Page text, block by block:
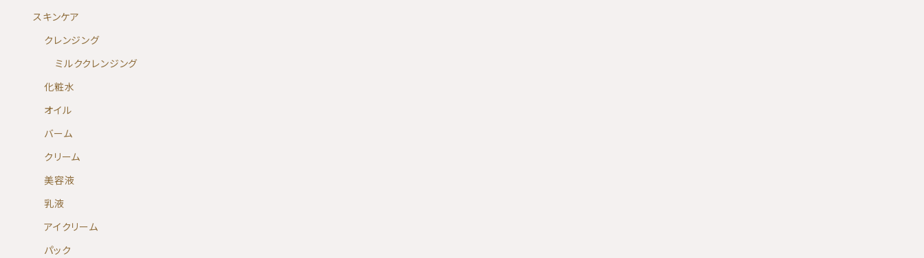
スキンケア
クレンジング
ミルククレンジング
化粧水
オイル
バーム
クリーム
美容液
乳液
アイクリーム
パック